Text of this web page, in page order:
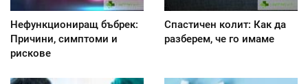
Нефункциониращ бъбрек:
Причини, симптоми и
рискове
Спастичен колит: Как да
разберем, че го имаме